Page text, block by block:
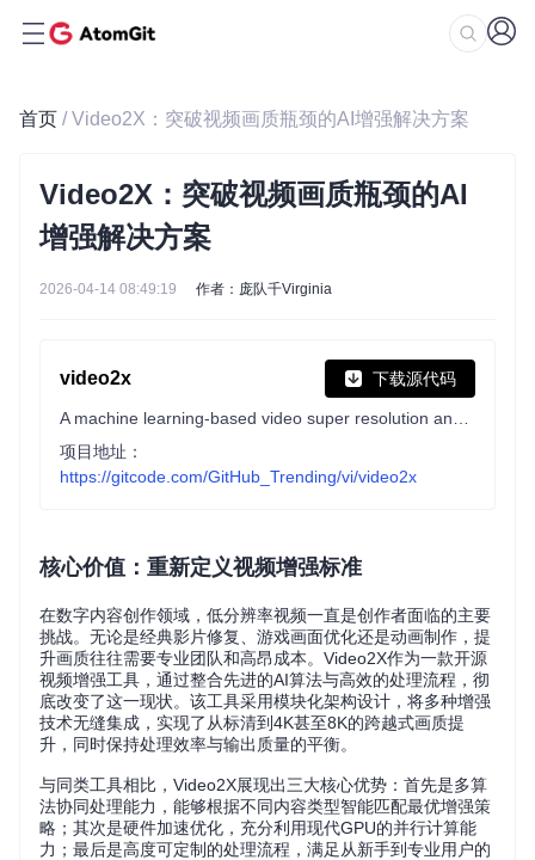
首页 / Video2X：突破视频画质瓶颈的AI增强解决方案
Video2X：突破视频画质瓶颈的AI
增强解决方案
2026-04-14 08:49:19 作者：庞队千Virginia
video2x 下载源代码
项目地址：
https://gitcode.com/GitHub_Trending/vi/video2x
核心价值：重新定义视频增强标准
在数字内容创作领域，低分辨率视频一直是创作者面临的主要
挑战。无论是经典影片修复、游戏画面优化还是动画制作，提
升画质往往需要专业团队和高昂成本。Video2X作为一款开源
视频增强工具，通过整合先进的AI算法与高效的处理流程，彻
底改变了这一现状。该工具采用模块化架构设计，将多种增强
技术无缝集成，实现了从标清到4K甚至8K的跨越式画质提
升，同时保持处理效率与输出质量的平衡。
与同类工具相比，Video2X展现出三大核心优势：首先是多算
法协同处理能力，能够根据不同内容类型智能匹配最优增强策
略；其次是硬件加速优化，充分利用现代GPU的并行计算能
力；最后是高度可定制的处理流程，满足从新手到专业用户的